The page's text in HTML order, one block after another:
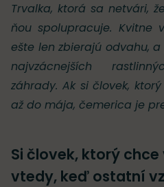
Trvalka, ktorá sa netvári,
ňou spolupracuje. Kvitne
ešte len zbierajú odvahu,
najvzácnejších
záhrady. Ak si človek,
až do mája, čemerica je
Si človek, ktorý
vtedy, keď ostatní